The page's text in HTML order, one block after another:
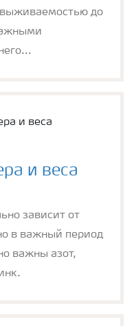
выживаемостью до
и веса
зависит от
в важный период
важны азот,